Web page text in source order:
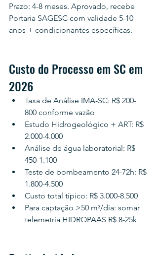
Prazo: 4-8 meses. Aprovado, recebe
Portaria SAGESC com validade 5-10
anos + condicionantes específicas.
Custo do Processo em SC em
2026
Taxa de Análise IMA-SC: R$ 200-
800 conforme vazão
Estudo Hidrogeológico + ART: R$
2.000-4.000
Análise de água laboratorial: R$
450-1.100
Teste de bombeamento 24-72h: R$
1.800-4.500
Custo total típico: R$ 3.000-8.500
Para captação >50 m³/dia: somar
telemetria HIDROPAAS R$ 8-25k